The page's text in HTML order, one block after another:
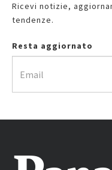
Ricevi notizie,
tendenze.
Resta aggiornato